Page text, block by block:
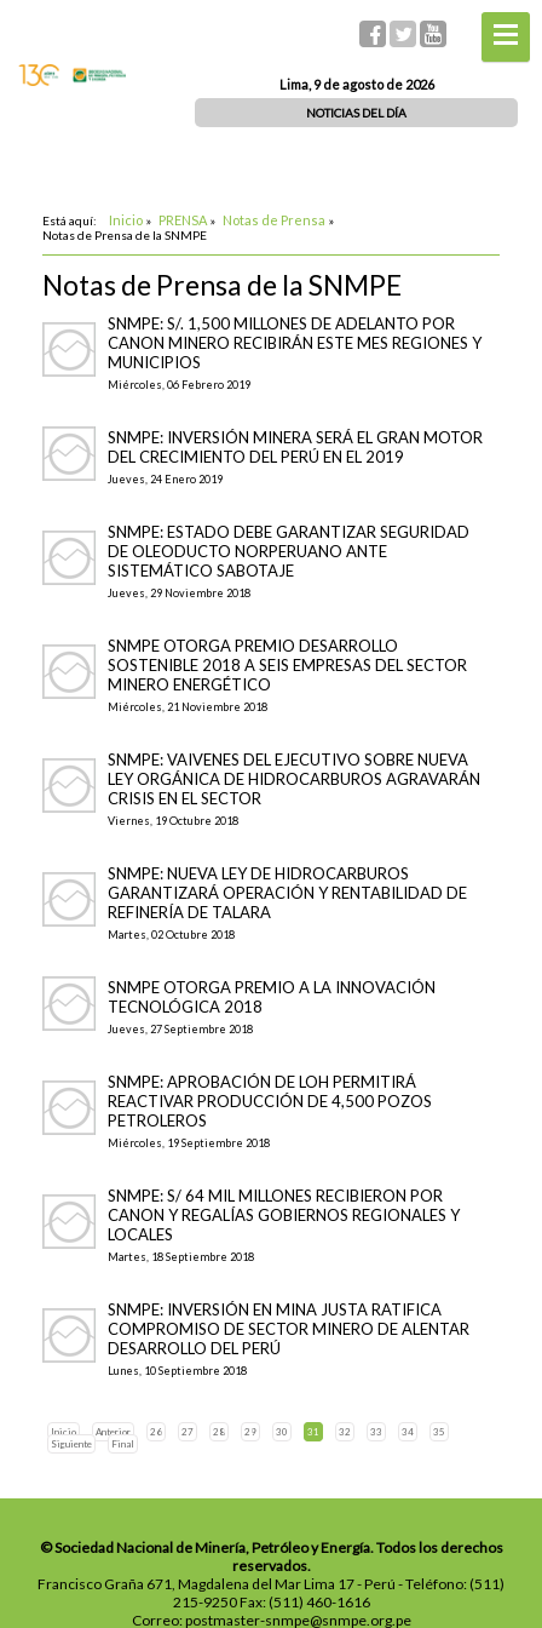
Lima, 9 de agosto de 2026
NOTICIAS DEL DÍA
Está aquí: Inicio » PRENSA » Notas de Prensa »
Notas de Prensa de la SNMPE
Notas de Prensa de la SNMPE
SNMPE: S/. 1,500 MILLONES DE ADELANTO POR
CANON MINERO RECIBIRÁN ESTE MES REGIONES Y
MUNICIPIOS
Miércoles, 06 Febrero 2019
SNMPE: INVERSIÓN MINERA SERÁ EL GRAN MOTOR
DEL CRECIMIENTO DEL PERÚ EN EL 2019
Jueves, 24 Enero 2019
SNMPE: ESTADO DEBE GARANTIZAR SEGURIDAD
DE OLEODUCTO NORPERUANO ANTE
SISTEMÁTICO SABOTAJE
Jueves, 29 Noviembre 2018
SNMPE OTORGA PREMIO DESARROLLO
SOSTENIBLE 2018 A SEIS EMPRESAS DEL SECTOR
MINERO ENERGÉTICO
Miércoles, 21 Noviembre 2018
SNMPE: VAIVENES DEL EJECUTIVO SOBRE NUEVA
LEY ORGÁNICA DE HIDROCARBUROS AGRAVARÁN
CRISIS EN EL SECTOR
Viernes, 19 Octubre 2018
SNMPE: NUEVA LEY DE HIDROCARBUROS
GARANTIZARÁ OPERACIÓN Y RENTABILIDAD DE
REFINERÍA DE TALARA
Martes, 02 Octubre 2018
SNMPE OTORGA PREMIO A LA INNOVACIÓN
TECNOLÓGICA 2018
Jueves, 27 Septiembre 2018
SNMPE: APROBACIÓN DE LOH PERMITIRÁ
REACTIVAR PRODUCCIÓN DE 4,500 POZOS
PETROLEROS
Miércoles, 19 Septiembre 2018
SNMPE: S/ 64 MIL MILLONES RECIBIERON POR
CANON Y REGALÍAS GOBIERNOS REGIONALES Y
LOCALES
Martes, 18 Septiembre 2018
SNMPE: INVERSIÓN EN MINA JUSTA RATIFICA
COMPROMISO DE SECTOR MINERO DE ALENTAR
DESARROLLO DEL PERÚ
Lunes, 10 Septiembre 2018
Inicio Anterior 26 27 28 29 30 31 32 33 34
35
Siguiente
Final
© Sociedad Nacional de Minería, Petróleo y Energía. Todos los derechos
reservados.
Francisco Graña 671, Magdalena del Mar Lima 17 - Perú - Teléfono: (511)
215-9250 Fax: (511) 460-1616
Correo: postmaster-snmpe@snmpe.org.pe